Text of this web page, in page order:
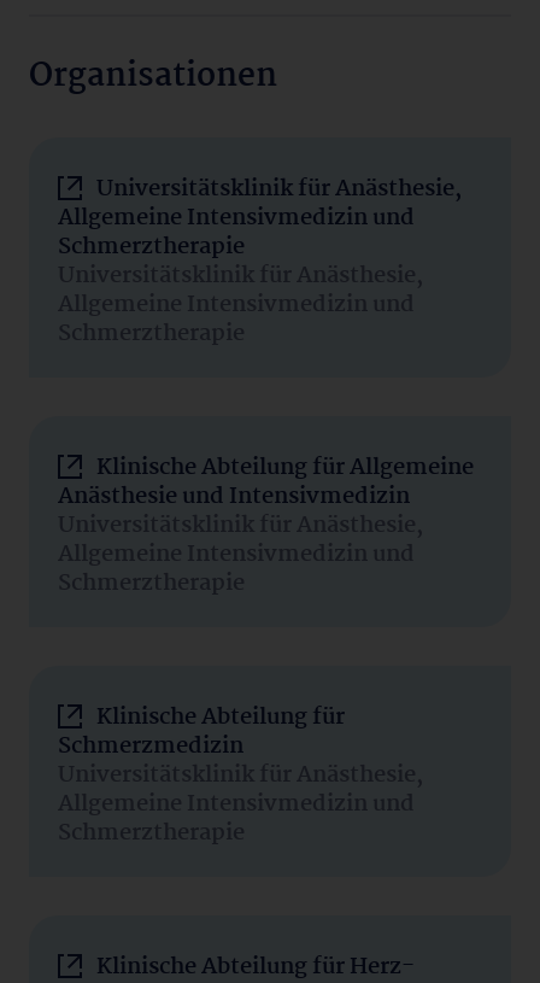
Organisationen
Universitätsklinik für Anästhesie,
Allgemeine Intensivmedizin und
Schmerztherapie
Universitätsklinik für Anästhesie,
Allgemeine Intensivmedizin und
Schmerztherapie
Klinische Abteilung für Allgemeine
Anästhesie und Intensivmedizin
Universitätsklinik für Anästhesie,
Allgemeine Intensivmedizin und
Schmerztherapie
Klinische Abteilung für
Schmerzmedizin
Universitätsklinik für Anästhesie,
Allgemeine Intensivmedizin und
Schmerztherapie
Klinische Abteilung für Herz-